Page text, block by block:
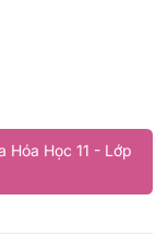
Hóa Học 11 - Lớp